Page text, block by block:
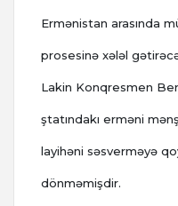
Ermənistan arasında
prosesinə xələl
Lakin Konqresmen
ştatındakı erməni
layihəni səsverməyə
dönməmişdir.